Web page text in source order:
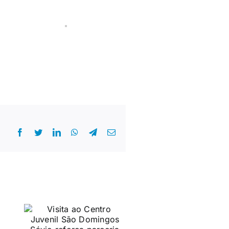
Facebook
TwitterLinkedInWhatsApp
Telegram
E-